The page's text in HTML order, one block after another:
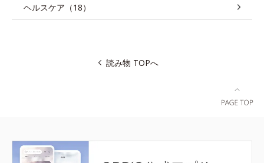
ヘルスケア（18）
読み物 TOPへ